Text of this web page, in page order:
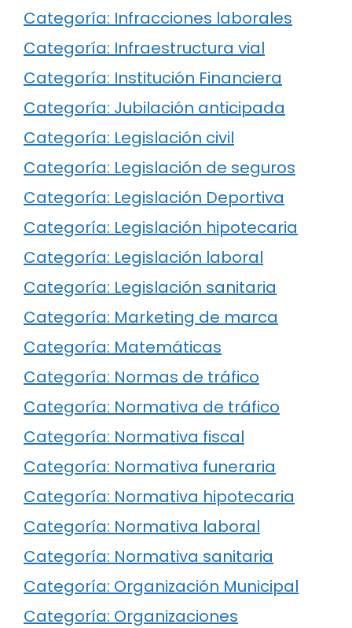
Categoría: Infracciones laborales
Categoría: Infraestructura vial
Categoría: Institución Financiera
Categoría: Jubilación anticipada
Categoría: Legislación civil
Categoría: Legislación de seguros
Categoría: Legislación Deportiva
Categoría: Legislación hipotecaria
Categoría: Legislación laboral
Categoría: Legislación sanitaria
Categoría: Marketing de marca
Categoría: Matemáticas
Categoría: Normas de tráfico
Categoría: Normativa de tráfico
Categoría: Normativa fiscal
Categoría: Normativa funeraria
Categoría: Normativa hipotecaria
Categoría: Normativa laboral
Categoría: Normativa sanitaria
Categoría: Organización Municipal
Categoría: Organizaciones